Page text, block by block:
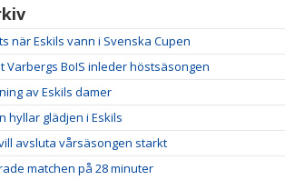
när Eskils vann i Svenska Cupen
Varbergs BoIS inleder höstsäsongen
av Eskils damer
hyllar glädjen i Eskils
avsluta vårsäsongen starkt
matchen på 28 minuter